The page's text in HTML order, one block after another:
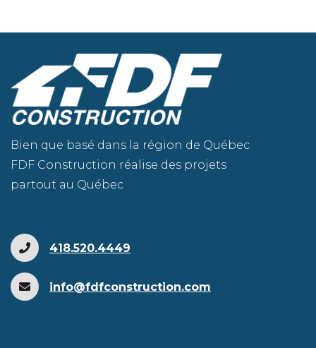
Bien que basé dans la région de Québec
FDF Construction réalise des projets
partout au Québec
418.520.4449
info@fdfconstruction.com